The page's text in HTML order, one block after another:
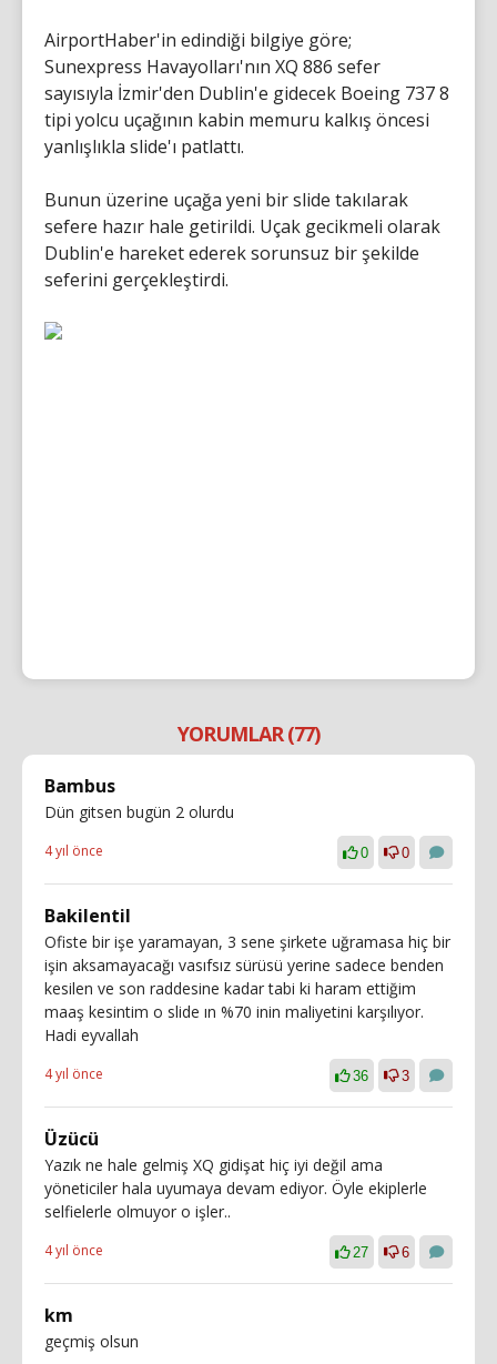
AirportHaber'in edindiği bilgiye göre;
Sunexpress Havayolları'nın XQ 886 sefer
sayısıyla İzmir'den Dublin'e gidecek Boeing 737 8
tipi yolcu uçağının kabin memuru kalkış öncesi
yanlışlıkla slide'ı patlattı.
Bunun üzerine uçağa yeni bir slide takılarak
sefere hazır hale getirildi. Uçak gecikmeli olarak
Dublin'e hareket ederek sorunsuz bir şekilde
seferini gerçekleştirdi.
YORUMLAR (77)
Bambus
Dün gitsen bugün 2 olurdu
4 yıl önce 0 0
Bakilentil
Ofiste bir işe yaramayan, 3 sene şirkete uğramasa hiç bir
işin aksamayacağı vasıfsız sürüsü yerine sadece benden
kesilen ve son raddesine kadar tabi ki haram ettiğim
maaş kesintim o slide ın %70 inin maliyetini karşılıyor.
Hadi eyvallah
4 yıl önce 36 3
Üzücü
Yazık ne hale gelmiş XQ gidişat hiç iyi değil ama
yöneticiler hala uyumaya devam ediyor. Öyle ekiplerle
selfielerle olmuyor o işler..
4 yıl önce 27 6
km
geçmiş olsun